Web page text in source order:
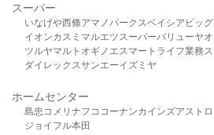
スーパー
いなげや西條アマノパークスベイシア ビッ
イオンカスミ マルエツスーパーバリューヤ
ツルヤマルト オギノ エスマート ライフ業務
ダイレックスサンエーイズミヤ
ホームセンター
島忠 コメリ ナフコ コーナンカインズアスト
ジョイフル本田